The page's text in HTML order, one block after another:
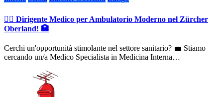
👨‍⚕️ Dirigente Medico per Ambulatorio Moderno nel Zürcher
Oberland! 🏥
Cerchi un'opportunità stimolante nel settore sanitario? 💼 Stiamo
cercando un/a Medico Specialista in Medicina Interna…